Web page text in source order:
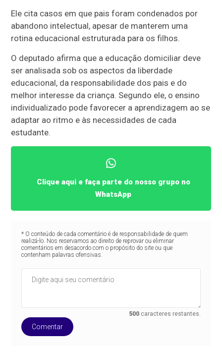
Ele cita casos em que pais foram condenados por
abandono intelectual, apesar de manterem uma
rotina educacional estruturada para os filhos.
O deputado afirma que a educação domiciliar deve
ser analisada sob os aspectos da liberdade
educacional, da responsabilidade dos pais e do
melhor interesse da criança. Segundo ele, o ensino
individualizado pode favorecer a aprendizagem ao se
adaptar ao ritmo e às necessidades de cada
estudante.
Clique aqui e faça parte do nosso grupo no
WhatsApp
* O conteúdo de cada comentário é de responsabilidade de quem
realizá-lo. Nos reservamos ao direito de reprovar ou eliminar
comentários em desacordo com o propósito do site ou que
contenham palavras ofensivas.
500 caracteres restantes.
Comentar